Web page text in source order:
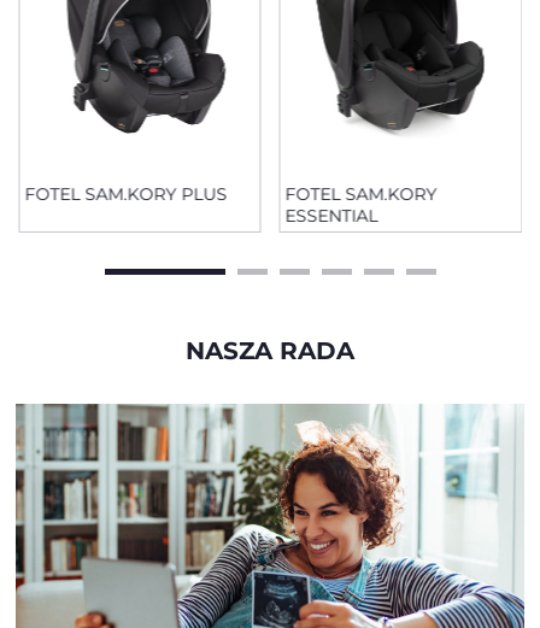
FOTEL SAM.KORY PLUS
FOTEL SAM.KORY
ESSENTIAL
NASZA RADA